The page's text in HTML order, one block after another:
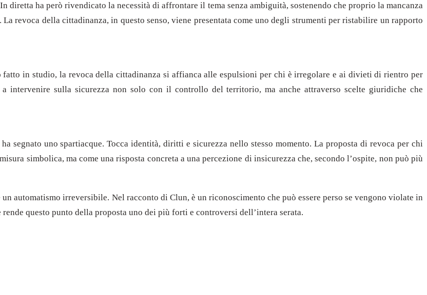
diretta ha però rivendicato la necessità di affrontare il tema senza ambiguità, sostenendo che proprio la mancanza
revoca della cittadinanza, in questo senso, viene presentata come uno degli strumenti per ristabilire un rapporto
in studio, la revoca della cittadinanza si affianca alle espulsioni per chi è irregolare e ai divieti di rientro per
intervenire sulla sicurezza non solo con il controllo del territorio, ma anche attraverso scelte giuridiche che
segnato uno spartiacque. Tocca identità, diritti e sicurezza nello stesso momento. La proposta di revoca per chi
simbolica, ma come una risposta concreta a una percezione di insicurezza che, secondo l’ospite, non può più
automatismo irreversibile. Nel racconto di Clun, è un riconoscimento che può essere perso se vengono violate in
questo punto della proposta uno dei più forti e controversi dell’intera serata.